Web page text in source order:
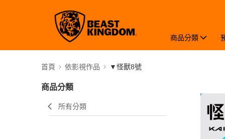
商品分類
首頁 依影視作品 ▼怪獸8號
商品分類
所有分類